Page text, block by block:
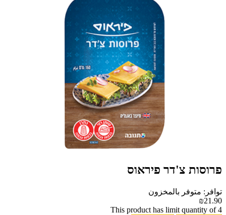
פרוסות צ'דר פיראוס
توافر: متوفر بالمخزون
₪21.90
This product has limit quantity of 4